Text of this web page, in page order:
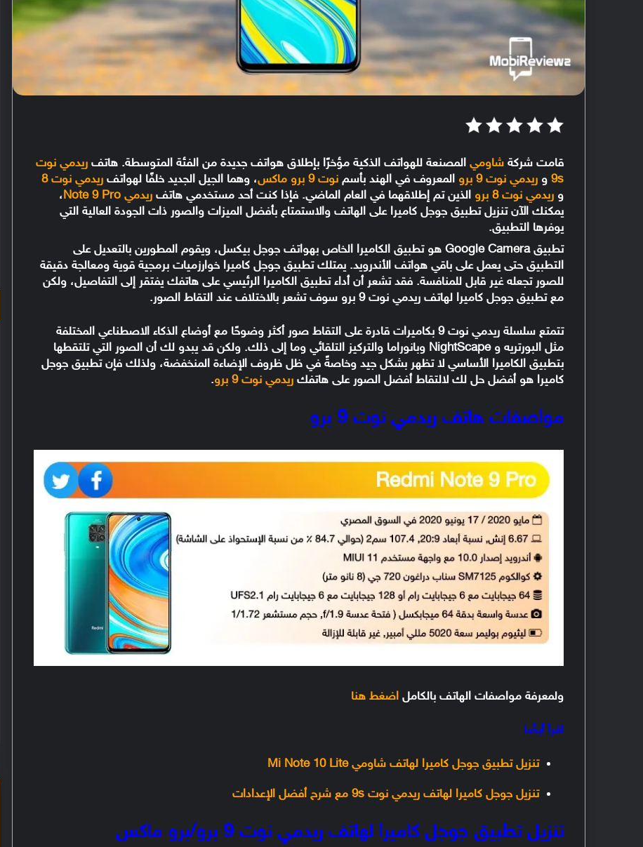
قامت شركة شاومي المصنعة للهواتف الذكية مؤخرًا بإطلاق هواتف جديدة من الفئة المتوسطة. هاتف ريدمي نوت
9s و ريدمي نوت 9 برو المعروف في الهند بأسمنوت 9 برو ماكس ، وهما الجيل الجديد خلفًا لهواتفريدمي نوت 8
و ريدمي نوت 8 برو الذين تم إطلاقهما في العام الماضي. فإذا كنت أحد مستخدمي هاتفريدمي Note 9 Pro
،
يمكنك الآن تنزيل تطبيق جوجل كاميرا على الهاتف والاستمتاع بأفضل الميزات والصور ذات الجودة العالية التي
يوفرها التطبيق.
تطبيق Google Camera هو تطبيق الكاميرا الخاص بهواتف جوجل بيكسل، ويقوم المطورين بالتعديل على
التطبيق حتى يعمل على باقي هواتف الأندرويد. يمتلك تطبيق جوجل كاميرا خوارزميات برمجية قوية ومعالجة دقيقة
للصور تجعله غير قابل للمنافسة. فقد تشعر أن أداء تطبيق الكاميرا الرئيسي على هاتفك يفتقر إلى التفاصيل، ولكن
مع تطبيق جوجل كاميرا لهاتف ريدمي نوت 9 برو سوف تشعر بالاختلاف عند التقاط الصور.
تتمتع سلسلة ريدمي نوت 9 بكاميرات قادرة على التقاط صور أكثر وضوحًا مع أوضاع الذكاء الاصطناعي المختلفة
مثل البورتريه و NightScape وبانوراما والتركيز التلقائي وما إلى ذلك. ولكن قد يبدو لك أن الصور التي تلتقطها
بتطبيق الكاميرا الأساسي لا تظهر بشكل جيد وخاصةً في ظل ظروف الإضاءة المنخفضة، ولذلك فإن تطبيق جوجل
كاميرا هو أفضل حل لك لالتقاط أفضل الصور على هاتفكريدمي نوت 9 برو .
مواصفات هاتف ريدمي نوت 9 برو
ولمعرفة مواصفات الهاتف بالكاملاضغط هنا
اقرأ أيضًا
تنزيل تطبيق جوجل كاميرا لهاتف شاومي Mi Note 10 Lite
تنزيل جوجل كاميرا لهاتف ريدمي نوت 9s مع شرح أفضل الإعدادات
تنزيل تطبيق جوجل كاميرا لهاتف ريدمي نوت 9 برو/برو ماكس